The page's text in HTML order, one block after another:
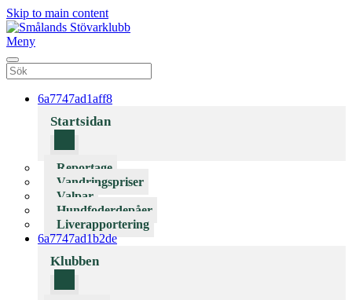
Skip to main content
Meny
6a7747ad1aff8
Startsidan
Reportage
Vandringspriser
Valpar
Hundfoderdepåer
Liverapportering
6a7747ad1b2de
Klubben